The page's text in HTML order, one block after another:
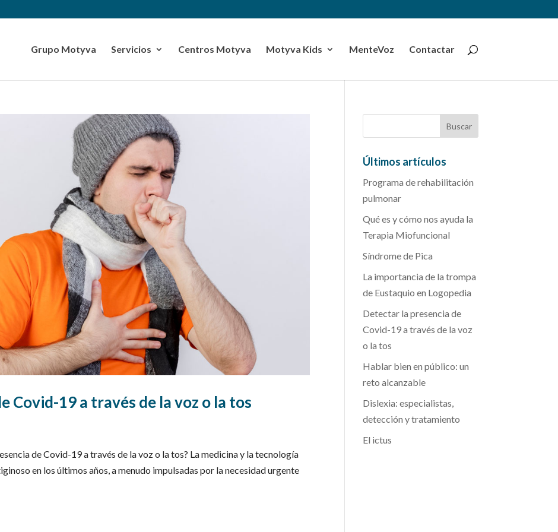
Grupo Motyva Servicios Centros Motyva Motyva Kids MenteVoz Contactar
Covid-19 a través de la voz o la tos
de Covid-19 a través de la voz o la tos? La medicina y la tecnología
en los últimos años, a menudo impulsadas por la necesidad urgente
Últimos artículos
Programa de rehabilitación
pulmonar
Qué es y cómo nos ayuda la
Terapia Miofuncional
Síndrome de Pica
La importancia de la trompa
de Eustaquio en Logopedia
Detectar la presencia de
Covid-19 a través de la voz
o la tos
Hablar bien en público: un
reto alcanzable
Dislexia: especialistas,
detección y tratamiento
El ictus